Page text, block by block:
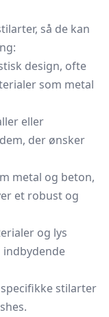
så de kan
design, ofte
som metal
eller
der ønsker
metal og beton,
et robust og
og lys
indbydende
stilarter